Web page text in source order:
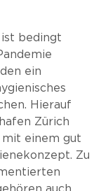
ist bedingt
ein
Hierauf
Zürich
mit einem gut
Zu